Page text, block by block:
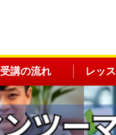
受講の流れ レッ